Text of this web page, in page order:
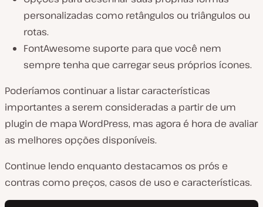
personalizadas como retângulos ou triângulos ou
rotas.
FontAwesome suporte para que você nem
sempre tenha que carregar seus próprios ícones.
Poderíamos continuar a listar características
importantes a serem consideradas a partir de um
plugin de mapa WordPress, mas agora é hora de avaliar
as melhores opções disponíveis.
Continue lendo enquanto destacamos os prós e
contras como preços, casos de uso e características.